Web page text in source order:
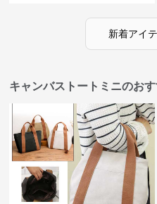
新着アイ
キャンバストートミニのお